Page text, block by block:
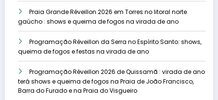
Praia Grande Réveillon 2026 em Torres no litoral norte
gaúcho : shows e queima de fogos na virada de ano
Programação Réveillon da Serra no Espírito Santo: shows,
queima de fogos e festas na virada de ano
Programação Réveillon 2026 de Quissamã : virada de ano
terá shows e queima de fogos na Praia de João Francisco,
Barra do Furado e na Praia do Visgueiro